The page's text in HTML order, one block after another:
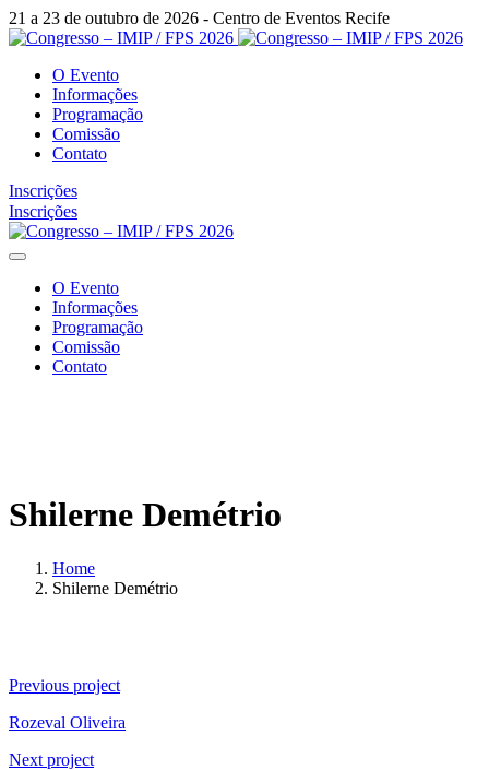
21 a 23 de outubro de 2026 - Centro de Eventos Recife
O Evento
Informações
Programação
Comissão
Contato
Inscrições
Inscrições
O Evento
Informações
Programação
Comissão
Contato
Shilerne Demétrio
Home
Shilerne Demétrio
Continue
Reading
Previous project
Rozeval Oliveira
Next project